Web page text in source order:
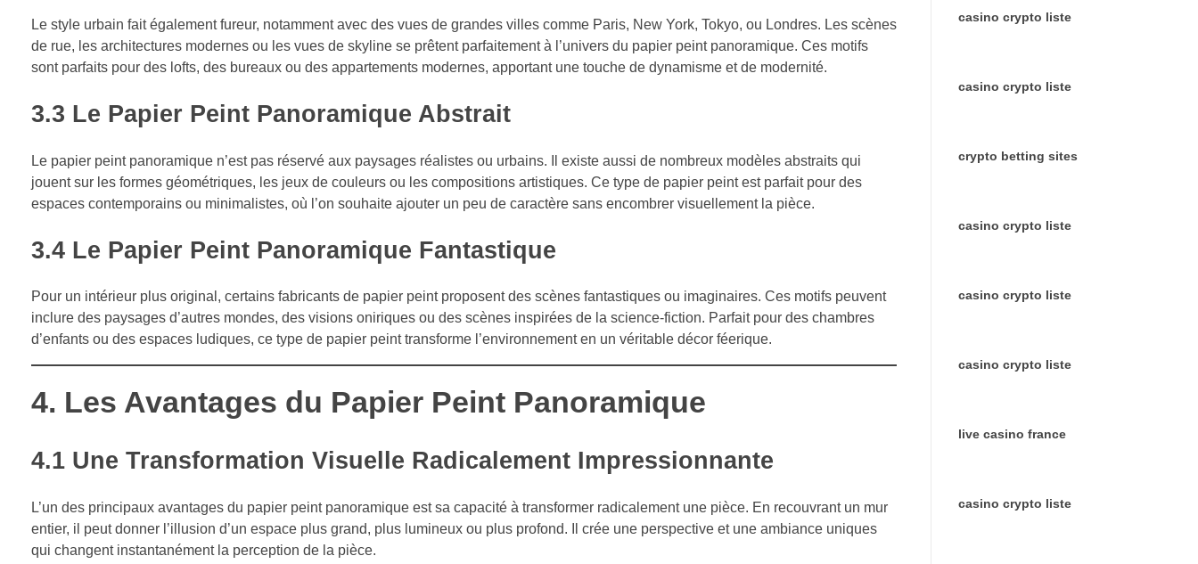
Le style urbain fait également fureur, notamment avec des vues de grandes villes comme Paris, New York, Tokyo, ou Londres. Les scènes
de rue, les architectures modernes ou les vues de skyline se prêtent parfaitement à l’univers du papier peint panoramique. Ces motifs
sont parfaits pour des lofts, des bureaux ou des appartements modernes, apportant une touche de dynamisme et de modernité.
3.3 Le Papier Peint Panoramique Abstrait
Le papier peint panoramique n’est pas réservé aux paysages réalistes ou urbains. Il existe aussi de nombreux modèles abstraits qui
jouent sur les formes géométriques, les jeux de couleurs ou les compositions artistiques. Ce type de papier peint est parfait pour des
espaces contemporains ou minimalistes, où l’on souhaite ajouter un peu de caractère sans encombrer visuellement la pièce.
3.4 Le Papier Peint Panoramique Fantastique
Pour un intérieur plus original, certains fabricants de papier peint proposent des scènes fantastiques ou imaginaires. Ces motifs peuvent
inclure des paysages d’autres mondes, des visions oniriques ou des scènes inspirées de la science-fiction. Parfait pour des chambres
d’enfants ou des espaces ludiques, ce type de papier peint transforme l’environnement en un véritable décor féerique.
4. Les Avantages du Papier Peint Panoramique
4.1 Une Transformation Visuelle Radicalement Impressionnante
L’un des principaux avantages du papier peint panoramique est sa capacité à transformer radicalement une pièce. En recouvrant un mur
entier, il peut donner l’illusion d’un espace plus grand, plus lumineux ou plus profond. Il crée une perspective et une ambiance uniques
qui changent instantanément la perception de la pièce.
casino crypto liste
casino crypto liste
crypto betting sites
casino crypto liste
casino crypto liste
casino crypto liste
live casino france
casino crypto liste